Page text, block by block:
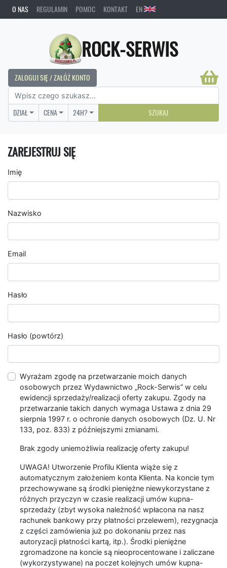
O NAS REGULAMIN POMOC KONTAKT EN
ROCK-SERWIS
ZALOGUJ SIĘ / ZAŁÓŻ KONTO
DZIAŁ CENA 24H? SZUKAJ
ZAREJESTRUJ SIĘ
Imię
Nazwisko
Email
Hasło
Hasło (powtórz)
Wyrażam zgodę na przetwarzanie moich danych
osobowych przez Wydawnictwo „Rock-Serwis” w celu
ewidencji sprzedaży/realizacji oferty zakupu. Zgody na
przetwarzanie takich danych wymaga Ustawa z dnia 29
sierpnia 1997 r. o ochronie danych osobowych (Dz. U. Nr
133, poz. 833) z późniejszymi zmianami.
Brak zgody uniemożliwia realizację oferty zakupu!
UWAGA! Utworzenie Profilu Klienta wiąże się z
automatycznym założeniem konta Klienta. Na koncie tym
przechowywane są środki pieniężne niewykorzystane z
różnych przyczyn w czasie realizacji umów kupna-
sprzedaży (zbyt wysoka należność wpłacona na nasz
rachunek bankowy przy płatności przelewem), rezygnacja
z części zamówienia już po dokonaniu przez nas
autoryzacji płatności kartą, itp.). Środki pieniężne
zgromadzone na koncie są nieoprocentowane i zaliczane
(wykorzystywane) na poczet kolejnych umów kupna-